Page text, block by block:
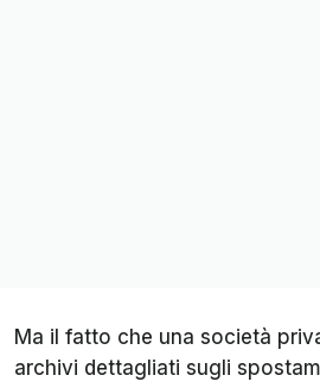
Ma il fatto che una società
archivi dettagliati sugli